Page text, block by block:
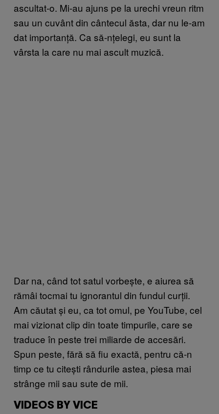
ascultat-o. Mi-au ajuns pe la urechi vreun ritm
sau un cuvânt din cântecul ăsta, dar nu le-am
dat importanță. Ca să-nțelegi, eu sunt la
vârsta la care nu mai ascult muzică.
Dar na, când tot satul vorbește, e aiurea să
rămâi tocmai tu ignorantul din fundul curții.
Am căutat și eu, ca tot omul, pe YouTube, cel
mai vizionat clip din toate timpurile, care se
traduce în peste trei miliarde de accesări.
Spun peste, fără să fiu exactă, pentru că-n
timp ce tu citești rândurile astea, piesa mai
strânge mii sau sute de mii.
VIDEOS BY VICE